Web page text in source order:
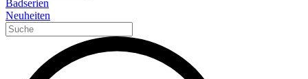
Badserien
Neuheiten